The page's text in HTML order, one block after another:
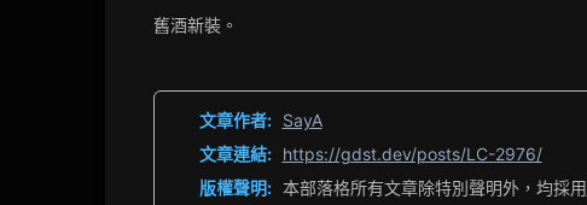
舊酒新裝。
文章作者: SayA
文章連結: https://gdst.dev/posts/LC-2976/
版權聲明: 本部落格所有文章除特別聲明外，均採用